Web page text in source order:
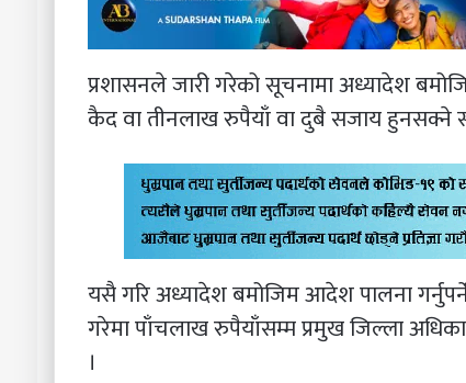
प्रशासनले जारी गरेको सूचनामा अध्यादेश
कैद वा तीनलाख रुपैयाँ वा दुबै सजाय हुनसक्ने
यसै गरि अध्यादेश बमोजिम आदेश पालना
गरेमा पाँचलाख रुपैयाँसम्म प्रमुख जिल्ला
।